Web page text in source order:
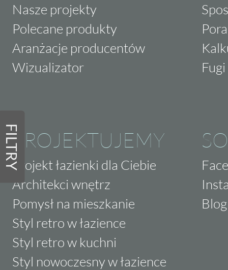
FILTRY
Nasze projekty
Polecane produkty
Aranżacje producentów
Wizualizator
PROJEKTUJEMY
Projekt łazienki dla Ciebie
Architekci wnętrz
Pomysł na mieszkanie
Styl retro w łazience
Styl retro w kuchni
Styl nowoczesny w łazience
Blog